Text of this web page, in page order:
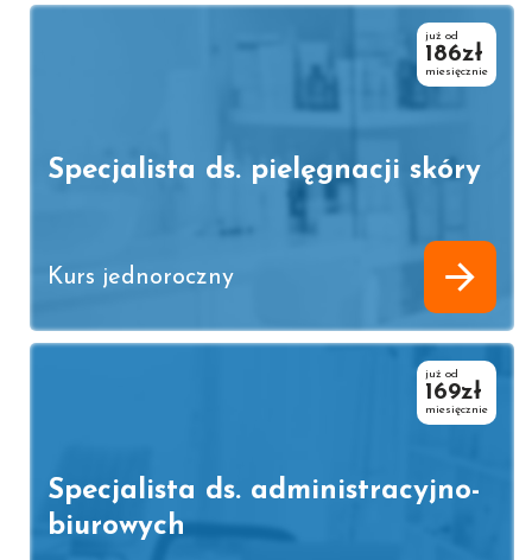
już od
186zł
miesięcznie
Specjalista ds. pielęgnacji skóry
Kurs jednoroczny
już od
169zł
miesięcznie
Specjalista ds. administracyjno-
biurowych